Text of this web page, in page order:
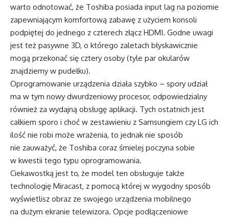
warto odnotować, że Toshiba posiada input lag na poziomie
zapewniającym komfortową zabawę z użyciem konsoli
podpiętej do jednego z czterech złącz HDMI. Godne uwagi
jest też pasywne 3D, o którego zaletach błyskawicznie
mogą przekonać się cztery osoby (tyle par okularów
znajdziemy w pudełku).
Oprogramowanie urządzenia działa szybko – spory udział
ma w tym nowy dwurdzeniowy procesor, odpowiedzialny
również za wydajną obsługę aplikacji. Tych ostatnich jest
całkiem sporo i choć w zestawieniu z Samsungiem czy LG ich
ilość nie robi może wrażenia, to jednak nie sposób
nie zauważyć, że Toshiba coraz śmielej poczyna sobie
w kwestii tego typu oprogramowania.
Ciekawostką jest to, że model ten obsługuje także
technologię Miracast, z pomocą której w wygodny sposób
wyświetlisz obraz ze swojego urządzenia mobilnego
na dużym ekranie telewizora. Opcje podłączeniowe